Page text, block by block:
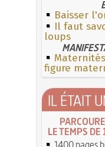
Baisser
Il faut
loups
figure
IL ÉTAIT
LE TEMPS